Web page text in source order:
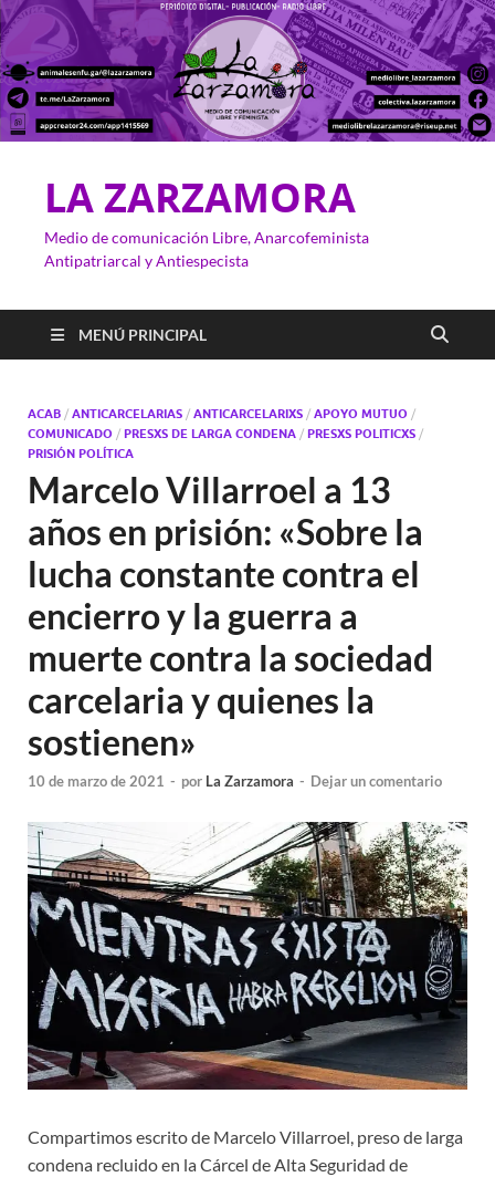
LA ZARZAMORA
Medio de comunicación Libre, Anarcofeminista
Antipatriarcal y Antiespecista
MENÚ PRINCIPAL
ACAB / ANTICARCELARIAS / ANTICARCELARIXS / APOYO MUTUO /
COMUNICADO / PRESXS DE LARGA CONDENA / PRESXS POLITICXS /
PRISIÓN POLÍTICA
Marcelo Villarroel a 13
años en prisión: «Sobre la
lucha constante contra el
encierro y la guerra a
muerte contra la sociedad
carcelaria y quienes la
sostienen»
10 de marzo de 2021 - por La Zarzamora - Dejar un comentario
Compartimos escrito de Marcelo Villarroel, preso de larga
condena recluido en la Cárcel de Alta Seguridad de